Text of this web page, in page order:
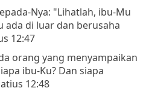
Nya: "Lihatlah, ibu-Mu
ada di luar dan berusaha
12:47
orang yang menyampaikan
ibu-Ku? Dan siapa
12:48